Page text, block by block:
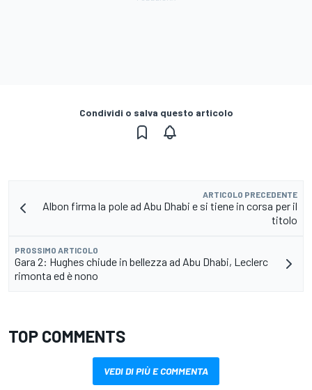
Condividi o salva questo articolo
ARTICOLO PRECEDENTE
Albon firma la pole ad Abu Dhabi e si tiene in corsa per il
titolo
PROSSIMO ARTICOLO
Gara 2: Hughes chiude in bellezza ad Abu Dhabi, Leclerc
rimonta ed è nono
TOP COMMENTS
VEDI DI PIÙ E COMMENTA